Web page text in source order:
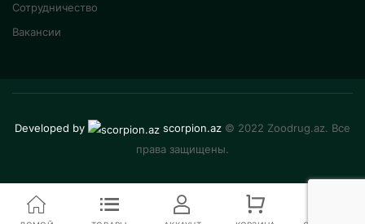
Сотрудничество
Вакансии
Developed by scorpion.az © 2022 Zoodrug.az. Все
права защищены.